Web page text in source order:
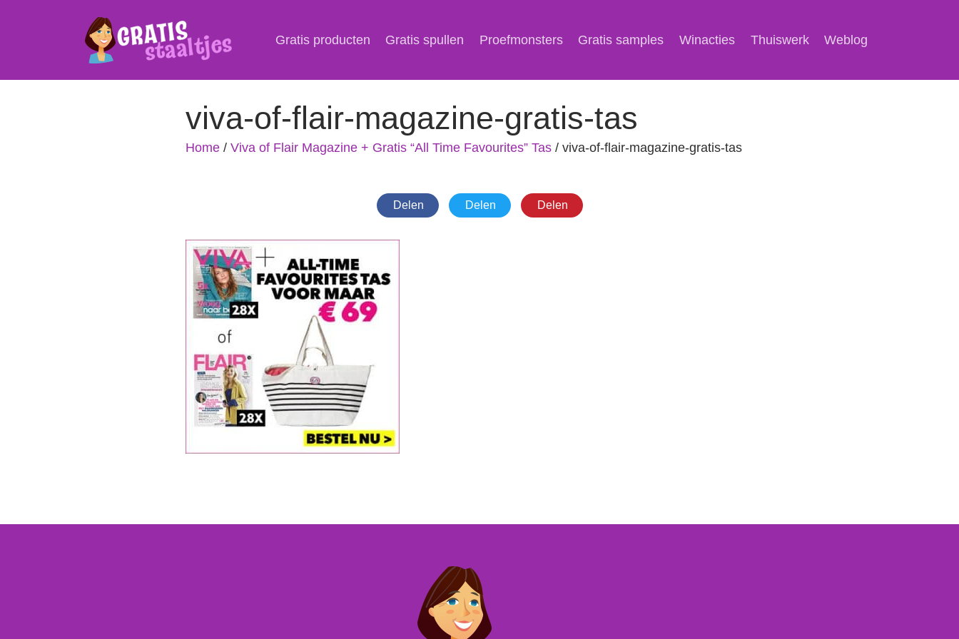
Gratis producten Gratis spullen Proefmonsters Gratis samples Winacties Thuiswerk Weblog
viva-of-flair-magazine-gratis-tas
Home/ Viva of Flair Magazine + Gratis “All Time Favourites” Tas/ viva-of-flair-magazine-gratis-tas
Delen Delen Delen